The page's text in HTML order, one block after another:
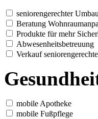
seniorengerechter Umbau
Beratung
Produkte für mehr
Abwesenheitsbetreuung
Verkauf
mobile Apotheke
mobile Fußpflege